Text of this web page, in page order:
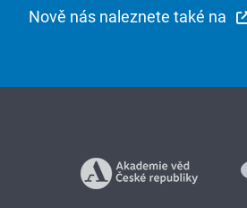
Nově nás naleznete také na